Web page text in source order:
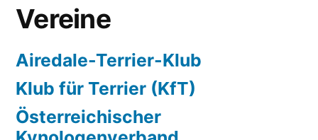
Vereine
Airedale-Terrier-Klub
Klub für Terrier (KfT)
Österreichischer